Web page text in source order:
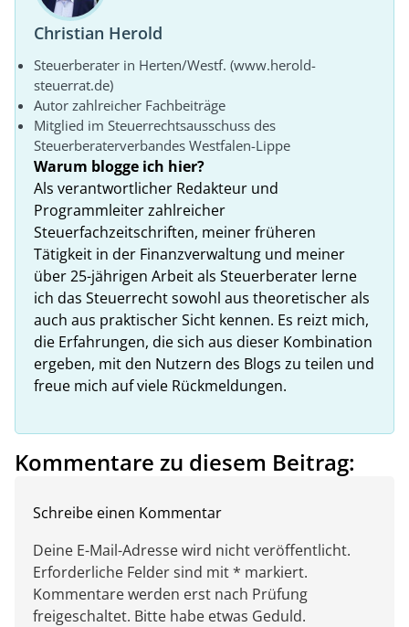
Christian Herold
Steuerberater in Herten/Westf. (www.herold-
steuerrat.de)
Autor zahlreicher Fachbeiträge
Mitglied im Steuerrechtsausschuss des
Steuerberaterverbandes Westfalen-Lippe
Warum blogge ich hier?
Als verantwortlicher Redakteur und
Programmleiter zahlreicher
Steuerfachzeitschriften, meiner früheren
Tätigkeit in der Finanzverwaltung und meiner
über 25-jährigen Arbeit als Steuerberater lerne
ich das Steuerrecht sowohl aus theoretischer als
auch aus praktischer Sicht kennen. Es reizt mich,
die Erfahrungen, die sich aus dieser Kombination
ergeben, mit den Nutzern des Blogs zu teilen und
freue mich auf viele Rückmeldungen.
Kommentare zu diesem Beitrag:
Schreibe einen Kommentar
Deine E-Mail-Adresse wird nicht veröffentlicht.
Erforderliche Felder sind mit * markiert.
Kommentare werden erst nach Prüfung
freigeschaltet. Bitte habe etwas Geduld.